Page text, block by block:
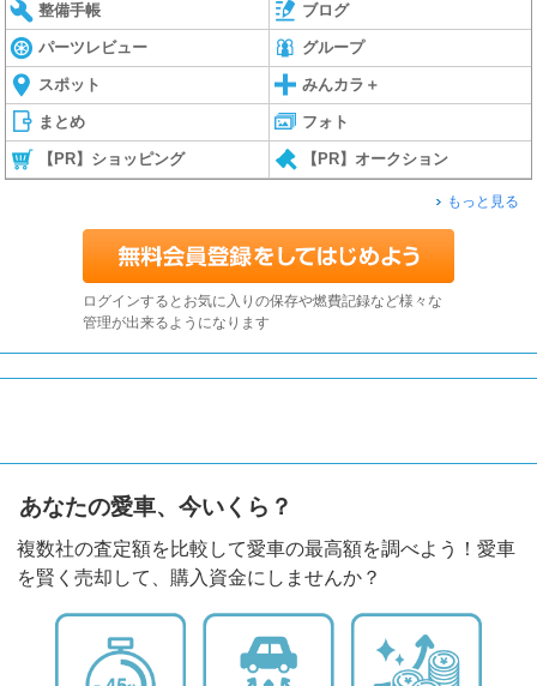
整備手帳 ブログ
パーツレビュー グループ
スポット みんカラ＋
まとめ フォト
【PR】ショッピング 【PR】オークション
もっと見る
ログインするとお気に入りの保存や燃費記録など様々な
管理が出来るようになります
あなたの愛車、今いくら？
複数社の査定額を比較して愛車の最高額を調べよう！愛車
を賢く売却して、購入資金にしませんか？